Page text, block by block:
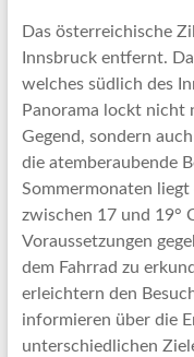
Reise
Urlaub,
Artikel
Tipps
und
Informationen
zum
Thema
Reisen
Das österreichische
Innsbruck entfernt.
welches südlich des
Panorama lockt
Gegend, sondern
die atemberaubende
Sommermonaten
zwischen 17 und 19°
Voraussetzungen
dem Fahrrad zu
erleichtern den
informieren über die
unterschiedlichen